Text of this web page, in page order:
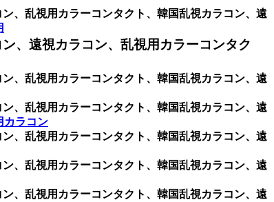
、乱視用カラーコンタクト、韓国乱視カラコン、遠
、遠視カラコン、乱視用カラーコンタク
、乱視用カラーコンタクト、韓国乱視カラコン、遠
、乱視用カラーコンタクト、韓国乱視カラコン、遠
カラコン
、乱視用カラーコンタクト、韓国乱視カラコン、遠
、乱視用カラーコンタクト、韓国乱視カラコン、遠
、乱視用カラーコンタクト、韓国乱視カラコン、遠